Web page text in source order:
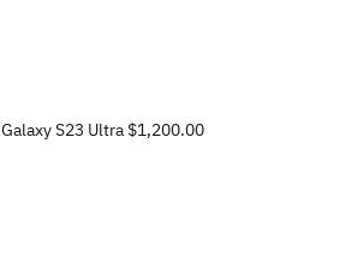
Galaxy S23 Ultra$1,200.00